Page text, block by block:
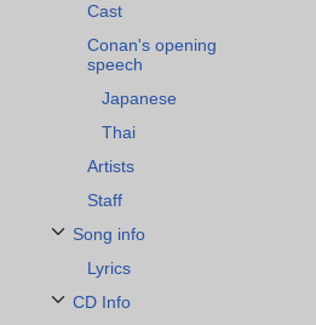
Cast
Conan's opening
speech
Japanese
Thai
Artists
Staff
Song info
Toggle Song info subsection
Lyrics
CD Info
Toggle CD Info subsection